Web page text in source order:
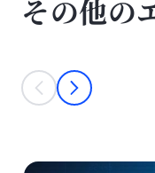
その他の
This is a carousel with
prev
next